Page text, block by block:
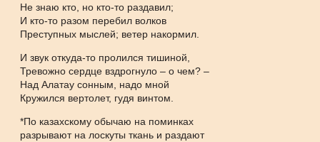
Не знаю кто, но кто-то раздавил;
И кто-то разом перебил волков
Преступных мыслей; ветер накормил.
И звук откуда-то пролился тишиной,
Тревожно сердце вздрогнуло – о чем? –
Над Алатау сонным, надо мной
Кружился вертолет, гудя винтом.
*По казахскому обычаю на поминках
разрывают на лоскуты ткань и раздают